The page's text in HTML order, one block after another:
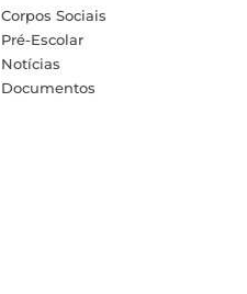
Corpos Sociais
Pré-Escolar
Notícias
Documentos